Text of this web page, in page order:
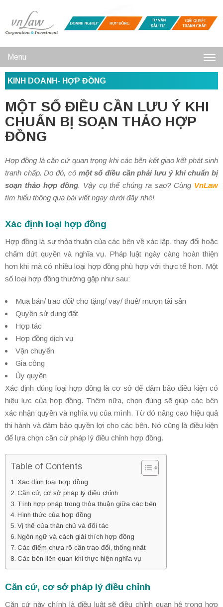
Menu
KINH DOANH- HỢP ĐỒNG
MỘT SỐ ĐIỀU CẦN LƯU Ý KHI
CHUẨN BỊ SOẠN THẢO HỢP
ĐỒNG
Hợp đồng là căn cứ quan trọng khi các bên kết giao kết phát sinh
tranh chấp. Do đó, có một số điều cần phải lưu ý khi chuẩn bị
soạn thảo hợp đồng. Vậy cụ thể chúng ra sao? Cùng VnLaw
tìm hiểu thông qua bài viết ngay dưới đây nhé!
Xác định loại hợp đồng
Hợp đồng là sự thỏa thuận của các bên về xác lập, thay đổi hoặc
chấm dứt quyền và nghĩa vụ. Pháp luật ngày càng hoàn thiện
hơn khi mà có nhiều loại hợp đồng phù hợp với thực tế hơn. Một
số loại hợp đồng thường gặp như sau:
Mua bán/ trao đổi/ cho tặng/ vay/ thuê/ mượn tài sản
Quyền sử dụng đất
Hợp tác
Hợp đồng dịch vụ
Vận chuyển
Gia công
Ủy quyền
Xác định đúng loại hợp đồng là cơ sở để đảm bảo điều kiện có
hiệu lực của hợp đồng. Thêm nữa, chọn đúng sẽ giúp các bên
xác nhận quyền và nghĩa vụ của mình. Từ đó nâng cao hiệu quả
thi hành và đảm bảo quyền lợi cho các bên. Nó cũng là điều kiện
để lựa chọn căn cứ pháp lý điều chỉnh hợp đồng.
Table of Contents
Xác định loại hợp đồng
Căn cứ, cơ sở pháp lý điều chỉnh
Tính hợp pháp trong thỏa thuận giữa các bên
Hình thức của hợp đồng
Vị thế của thân chủ và đối tác
Ngôn ngữ và cách giải thích hợp đồng
Các điểm chưa rõ cần trao đổi, thống nhất
Các bên liên quan khi thực hiện nghĩa vụ
Căn cứ, cơ sở pháp lý điều chỉnh
Căn cứ này chính là điều luật sẽ điều chỉnh quan hệ trong hợp